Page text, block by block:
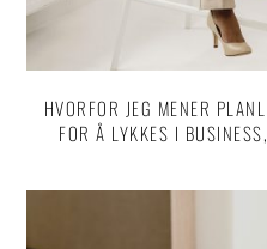
HVORFOR JEG MENER
FOR Å LYKKES I